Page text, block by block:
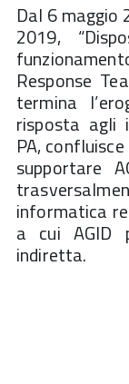
Dal 6 maggio
2019,
Response
termina
risposta agli
PA,
supportare
informatica
a cui AGID
indiretta.